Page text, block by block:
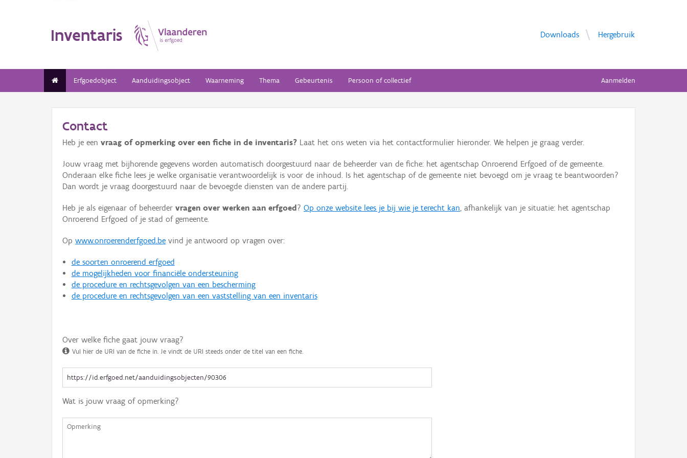
Inventaris Downloads Hergebruik
Erfgoedobject Aanduidingsobject Waarneming Thema Gebeurtenis Persoon of collectief Aanmelden
Contact
Heb je een vraag of opmerking over een fiche in de inventaris? Laat het ons weten via het contactformulier hieronder. We helpen je graag verder.
Jouw vraag met bijhorende gegevens worden automatisch doorgestuurd naar de beheerder van de fiche: het agentschap Onroerend Erfgoed of de gemeente.
Onderaan elke fiche lees je welke organisatie verantwoordelijk is voor de inhoud. Is het agentschap of de gemeente niet bevoegd om je vraag te beantwoorden?
Dan wordt je vraag doorgestuurd naar de bevoegde diensten van de andere partij.
Heb je als eigenaar of beheerder vragen over werken aan erfgoed ? Op onze website lees je bij wie je terecht kan, afhankelijk van je situatie: het agentschap
Onroerend Erfgoed of je stad of gemeente.
Op www.onroerenderfgoed.be vind je antwoord op vragen over:
de soorten onroerend erfgoed
de mogelijkheden voor financiële ondersteuning
de procedure en rechtsgevolgen van een bescherming
de procedure en rechtsgevolgen van een vaststelling van een inventaris
Over welke fiche gaat jouw vraag?
Vul hier de URI van de fiche in. Je vindt de URI steeds onder de titel van een fiche.
Wat is jouw vraag of opmerking?